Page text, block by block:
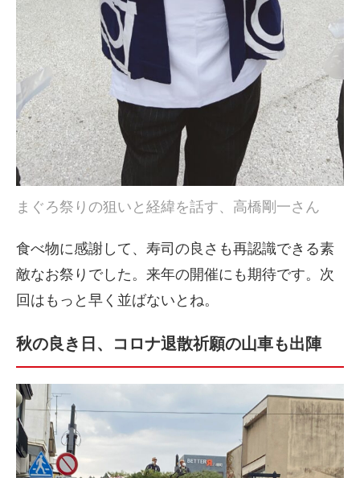
まぐろ祭りの狙いと経緯を話す、高橋剛一さん
食べ物に感謝して、寿司の良さも再認識できる素
敵なお祭りでした。来年の開催にも期待です。次
回はもっと早く並ばないとね。
秋の良き日、コロナ退散祈願の山車も出陣